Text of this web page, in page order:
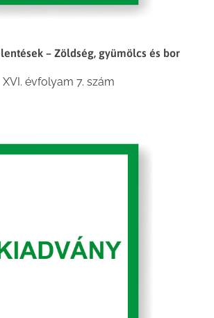
– Zöldség, gyümölcs és bor
XVI. évfolyam 7. szám